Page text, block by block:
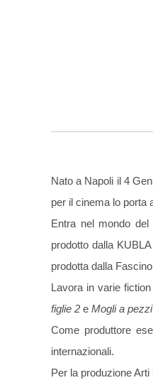
Nato a Napoli il 4
per il cinema lo porta
Entra nel mondo
prodotto dalla
prodotta dalla
Lavora in varie
figlie 2 e Mogli a pezzi
Come produttore
internazionali.
Per la produzione